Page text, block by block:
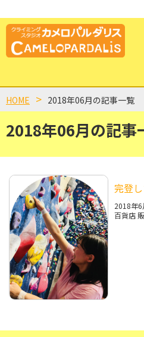
2018年06月の記事
HOME 2018年06月の記事一覧
完登
2018年6
百貨店